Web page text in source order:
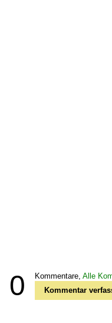
0 Kommentare, Alle
Kommentar